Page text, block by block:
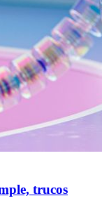
trucos